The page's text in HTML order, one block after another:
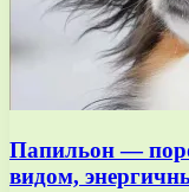
Папильон —
видом,